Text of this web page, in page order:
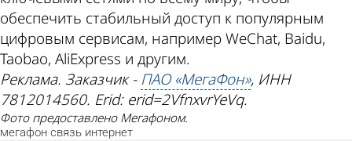
обеспечить стабильный доступ к популярным
цифровым сервисам, например WeChat, Baidu,
Taobao, AliExpress и другим.
Реклама. Заказчик - ПАО «МегаФон», ИНН
7812014560. Еrid: erid=2VfnxvrYeVq.
Фото предоставлено Мегафоном.
мегафон связь интернет